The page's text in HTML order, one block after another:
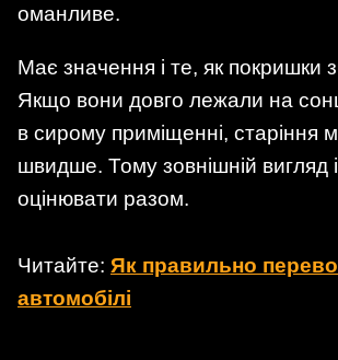
оманливе.
Має значення і те, як покришки
Якщо вони довго лежали на
в сирому приміщенні, старіння
швидше. Тому зовнішній вигляд
оцінювати разом.
Читайте: Як правильно
автомобілі